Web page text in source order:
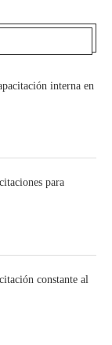
interna en
para
constante al